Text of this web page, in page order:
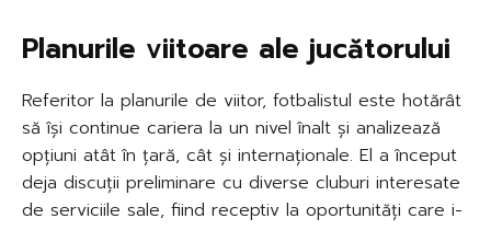
Planurile viitoare ale jucătorului
Referitor la planurile de viitor, fotbalistul este hotărât
să își continue cariera la un nivel înalt și analizează
opțiuni atât în țară, cât și internaționale. El a început
deja discuții preliminare cu diverse cluburi interesate
de serviciile sale, fiind receptiv la oportunități care i-